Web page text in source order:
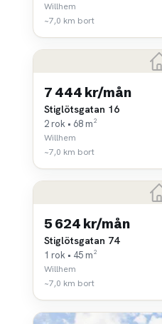
Willhem
~7,0 km bort
7 444 kr/mån
Stiglötsgatan 16
2 rok • 68 m²
Willhem
~7,0 km bort
5 624 kr/mån
Stiglötsgatan 74
1 rok • 45 m²
Willhem
~7,0 km bort